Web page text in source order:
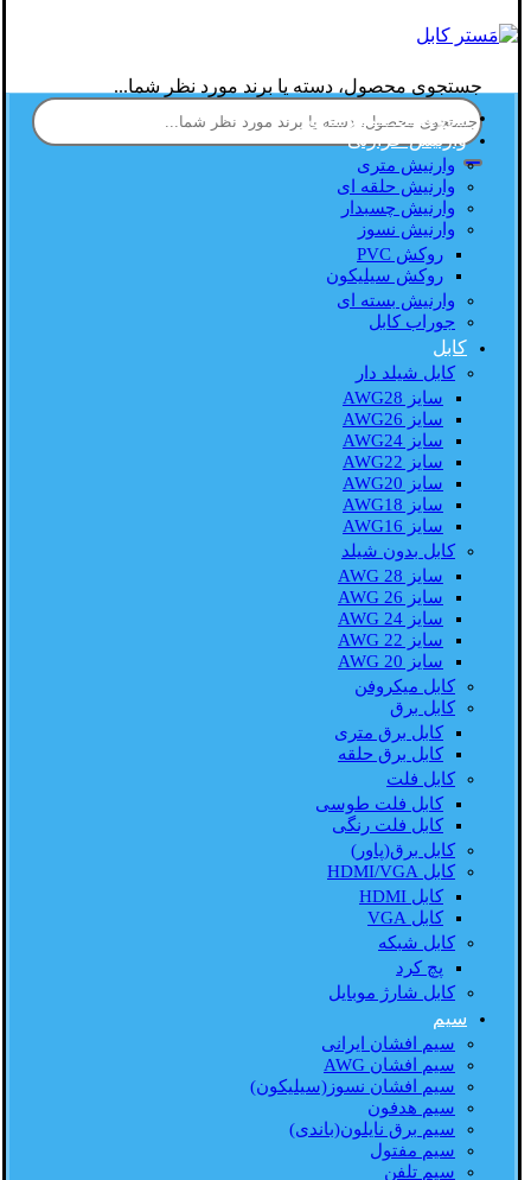
جستجوی محصول، دسته یا برند مورد نظر شما...
فروشگاه مستر کابل
وارنیش حرارتی
وارنیش متری
وارنیش حلقه ای
وارنیش چسبدار
وارنیش نسوز
روکش PVC
روکش سیلیکون
وارنیش بسته ای
جوراب کابل
کابل
کابل شیلد دار
سایز AWG28
سایز AWG26
سایز AWG24
سایز AWG22
سایز AWG20
سایز AWG18
سایز AWG16
کابل بدون شیلد
سایز AWG 28
سایز AWG 26
سایز AWG 24
سایز AWG 22
سایز AWG 20
کابل میکروفن
کابل برق
کابل برق متری
کابل برق حلقه
کابل فلت
کابل فلت طوسی
کابل فلت رنگی
کابل برق(پاور)
کابل HDMI/VGA
کابل HDMI
کابل VGA
کابل شبکه
پچ کرد
کابل شارژ موبایل
سیم
سیم افشان ایرانی
سیم افشان AWG
سیم افشان نسوز(سیلیکون)
سیم هدفون
سیم برق نایلون(باندی)
سیم مفتول
سیم تلفن